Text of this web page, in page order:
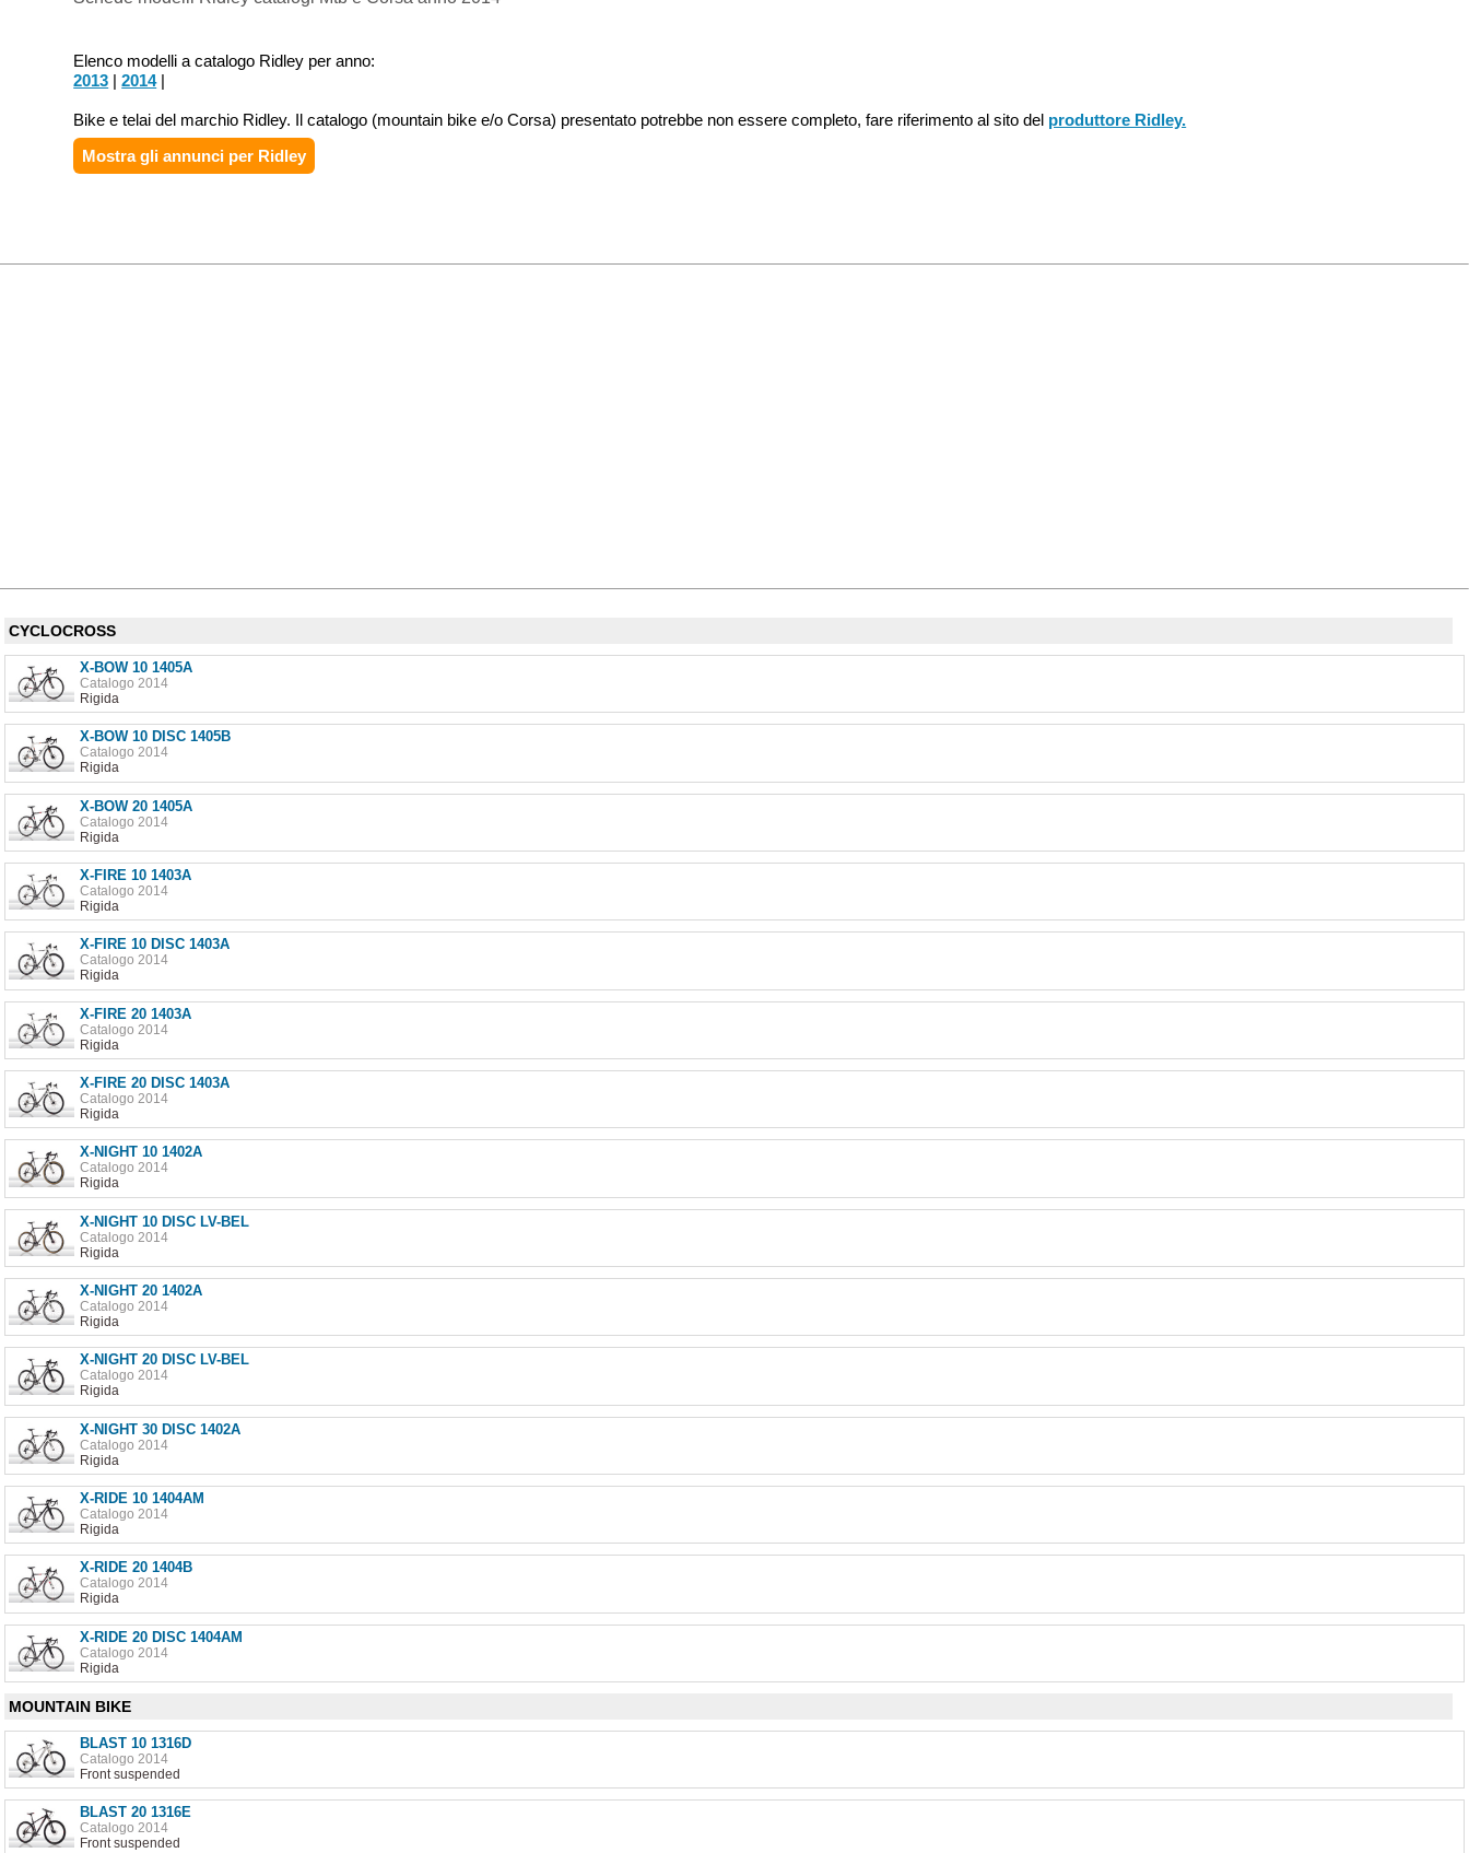
Elenco modelli a catalogo Ridley per anno:
2013 |2014|
Bike e telai del marchio Ridley. Il catalogo (mountain bike e/o Corsa) presentato potrebbe non essere completo, fare riferimento al sito del produttore Ridley.
Mostra gli annunci per Ridley
CYCLOCROSS
X-BOW 10 1405A
Catalogo 2014
Rigida
X-BOW 10 DISC 1405B
Catalogo 2014
Rigida
X-BOW 20 1405A
Catalogo 2014
Rigida
X-FIRE 10 1403A
Catalogo 2014
Rigida
X-FIRE 10 DISC 1403A
Catalogo 2014
Rigida
X-FIRE 20 1403A
Catalogo 2014
Rigida
X-FIRE 20 DISC 1403A
Catalogo 2014
Rigida
X-NIGHT 10 1402A
Catalogo 2014
Rigida
X-NIGHT 10 DISC LV-BEL
Catalogo 2014
Rigida
X-NIGHT 20 1402A
Catalogo 2014
Rigida
X-NIGHT 20 DISC LV-BEL
Catalogo 2014
Rigida
X-NIGHT 30 DISC 1402A
Catalogo 2014
Rigida
X-RIDE 10 1404AM
Catalogo 2014
Rigida
X-RIDE 20 1404B
Catalogo 2014
Rigida
X-RIDE 20 DISC 1404AM
Catalogo 2014
Rigida
MOUNTAIN BIKE
BLAST 10 1316D
Catalogo 2014
Front suspended
BLAST 20 1316E
Catalogo 2014
Front suspended